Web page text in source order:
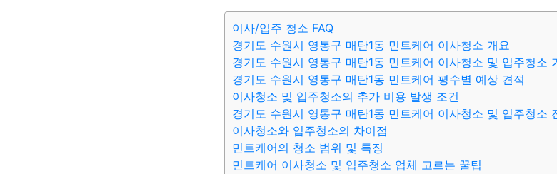
이사/입주 청소 FAQ
경기도 수원시 영통구 매탄1동 민트케어 이사청소 개요
경기도 수원시 영통구 매탄1동 민트케어 이사청소 및 입주청소
경기도 수원시 영통구 매탄1동 민트케어 평수별 예상 견적
이사청소 및 입주청소의 추가 비용 발생 조건
경기도 수원시 영통구 매탄1동 민트케어 이사청소 및 입주청소
이사청소와 입주청소의 차이점
민트케어의 청소 범위 및 특징
민트케어 이사청소 및 입주청소 업체 고르는 꿀팁